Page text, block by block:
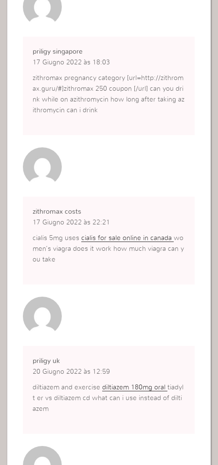
priligy singapore
17 Giugno 2022 às 18:03
zithromax pregnancy category [url=http://zithrom
ax.guru/#]zithromax 250 coupon [/url] can you dri
nk while on azithromycin how long after taking az
ithromycin can i drink
zithromax costs
17 Giugno 2022 às 22:21
cialis 5mg usescialis for sale online in canadawo
men’s viagra does it work how much viagra can y
ou take
priligy uk
20 Giugno 2022 às 12:59
diltiazem and exercisediltiazem 180mg oraltiadyl
t er vs diltiazem cd what can i use instead of dilti
azem